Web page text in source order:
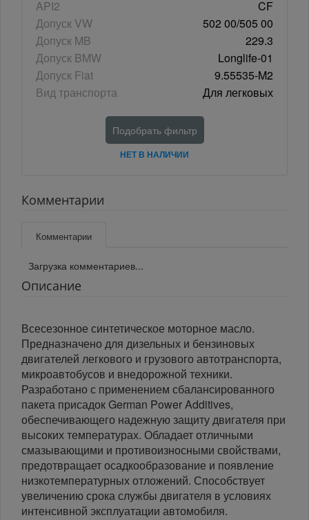
API2
CF
Допуск VW
502 00/505 00
Допуск MB
229.3
Допуск BMW
Longlife-01
Допуск Fiat
9.55535-M2
Вид транспорта
Для легковых
Подобрать фильтр
НЕТ В НАЛИЧИИ
Комментарии
Комментарии
Загрузка комментариев...
Описание
Всесезонное синтетическое моторное масло.
Предназначено для дизельных и бензиновых
двигателей легкового и грузового автотранспорта,
микроавтобусов и внедорожной техники.
Разработано с применением сбалансированного
пакета присадок German Power Additives,
обеспечивающего надежную защиту двигателя при
высоких температурах. Обладает отличными
смазывающими и противоизносными свойствами,
предотвращает осадкообразование и появление
низкотемпературных отложений. Способствует
увеличению срока службы двигателя в условиях
интенсивной эксплуатации автомобиля.